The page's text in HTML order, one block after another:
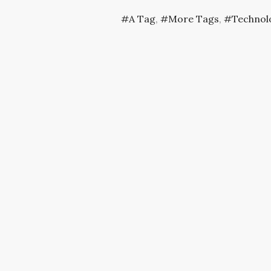
A Tag, More Tags,